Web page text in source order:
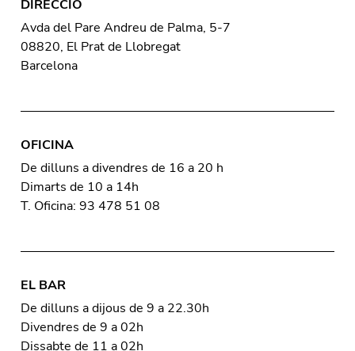
DIRECCIÓ
Avda del Pare Andreu de Palma, 5-7
08820, El Prat de Llobregat
Barcelona
OFICINA
De dilluns a divendres de 16 a 20 h
Dimarts de 10 a 14h
T. Oficina: 93 478 51 08
EL BAR
De dilluns a dijous de 9 a 22.30h
Divendres de 9 a 02h
Dissabte de 11 a 02h